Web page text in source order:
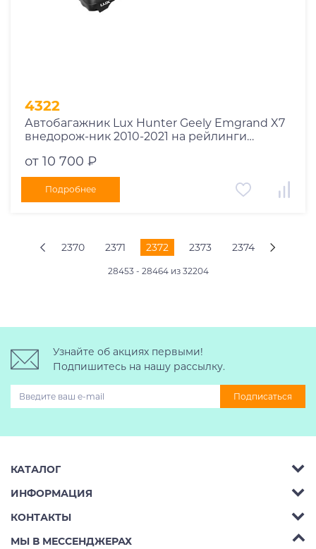
4322
Автобагажник Lux Hunter Geely Emgrand X7
внедорож-ник 2010-2021 на рейлинги
от 10 700 ₽
Подробнее
2370 2371 2372 2373 2374
28453 - 28464 из 32204
Узнайте об акциях первыми!
Подпишитесь на нашу рассылку.
Подписаться
КАТАЛОГ
Багажник на крышу авто
Автобоксы
ИНФОРМАЦИЯ
Аренда
Ремонт
КОНТАКТЫ
Телефон: 8 (495) 2367486
МЫ В МЕССЕНДЖЕРАХ